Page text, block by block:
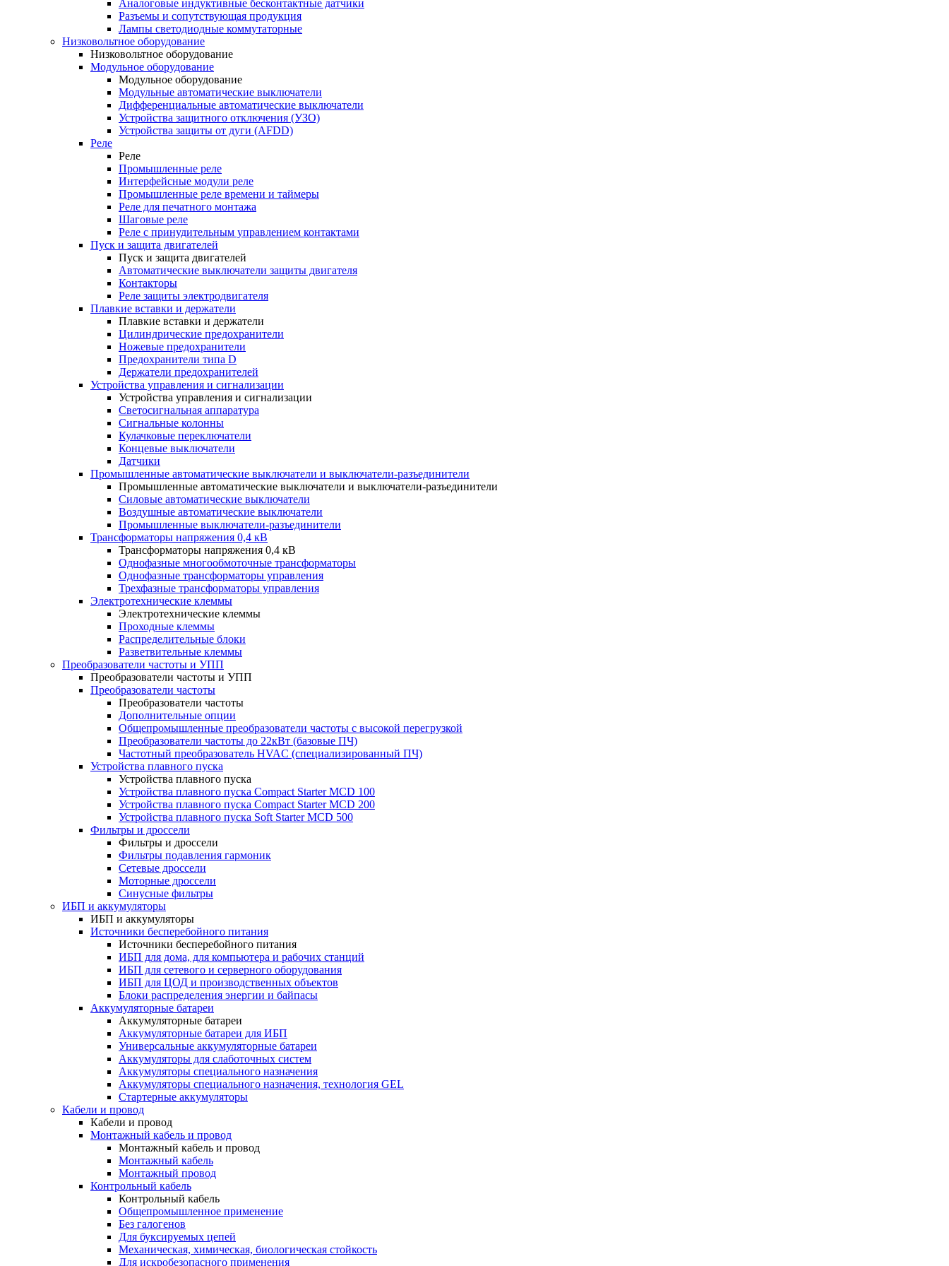
Аналоговые индуктивные бесконтактные датчики
Разъемы и сопутствующая продукция
Лампы светодиодные коммутаторные
Низковольтное оборудование
Низковольтное оборудование
Модульное оборудование
Модульное оборудование
Модульные автоматические выключатели
Дифференциальные автоматические выключатели
Устройства защитного отключения (УЗО)
Устройства защиты от дуги (AFDD)
Реле
Реле
Промышленные реле
Интерфейсные модули реле
Промышленные реле времени и таймеры
Реле для печатного монтажа
Шаговые реле
Реле с принудительным управлением контактами
Пуск и защита двигателей
Пуск и защита двигателей
Автоматические выключатели защиты двигателя
Контакторы
Реле защиты электродвигателя
Плавкие вставки и держатели
Плавкие вставки и держатели
Цилиндрические предохранители
Ножевые предохранители
Предохранители типа D
Держатели предохранителей
Устройства управления и сигнализации
Устройства управления и сигнализации
Светосигнальная аппаратура
Сигнальные колонны
Кулачковые переключатели
Концевые выключатели
Датчики
Промышленные автоматические выключатели и выключатели-разъединители
Промышленные автоматические выключатели и выключатели-разъединители
Силовые автоматические выключатели
Воздушные автоматические выключатели
Промышленные выключатели-разъединители
Трансформаторы напряжения 0,4 кВ
Трансформаторы напряжения 0,4 кВ
Однофазные многообмоточные трансформаторы
Однофазные трансформаторы управления
Трехфазные трансформаторы управления
Электротехнические клеммы
Электротехнические клеммы
Проходные клеммы
Распределительные блоки
Разветвительные клеммы
Преобразователи частоты и УПП
Преобразователи частоты и УПП
Преобразователи частоты
Преобразователи частоты
Дополнительные опции
Общепромышленные преобразователи частоты с высокой перегрузкой
Преобразователи частоты до 22кВт (базовые ПЧ)
Частотный преобразователь HVAC (специализированный ПЧ)
Устройства плавного пуска
Устройства плавного пуска
Устройства плавного пуска Compact Starter MCD 100
Устройства плавного пуска Compact Starter MCD 200
Устройства плавного пуска Soft Starter MCD 500
Фильтры и дроссели
Фильтры и дроссели
Фильтры подавления гармоник
Сетевые дроссели
Моторные дроссели
Синусные фильтры
ИБП и аккумуляторы
ИБП и аккумуляторы
Источники бесперебойного питания
Источники бесперебойного питания
ИБП для дома, для компьютера и рабочих станций
ИБП для сетевого и серверного оборудования
ИБП для ЦОД и производственных объектов
Блоки распределения энергии и байпасы
Аккумуляторные батареи
Аккумуляторные батареи
Аккумуляторные батареи для ИБП
Универсальные аккумуляторные батареи
Аккумуляторы для слаботочных систем
Аккумуляторы специального назначения
Аккумуляторы специального назначения, технология GEL
Стартерные аккумуляторы
Кабели и провод
Кабели и провод
Монтажный кабель и провод
Монтажный кабель и провод
Монтажный кабель
Монтажный провод
Контрольный кабель
Контрольный кабель
Общепромышленное применение
Без галогенов
Для буксируемых цепей
Механическая, химическая, биологическая стойкость
Для искробезопасного применения